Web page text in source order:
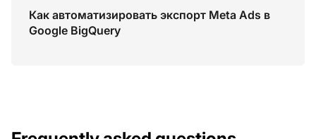
Как автоматизировать экспорт Meta Ads в
Google BigQuery